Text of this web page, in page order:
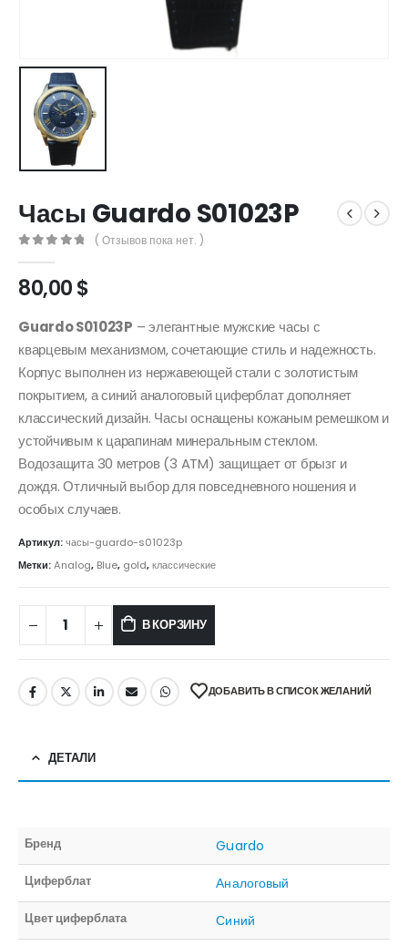
Часы Guardo S01023P
( Отзывов пока нет. )
80,00$
Guardo S01023P – элегантные мужские часы с
кварцевым механизмом, сочетающие стиль и надежность.
Корпус выполнен из нержавеющей стали с золотистым
покрытием, а синий аналоговый циферблат дополняет
классический дизайн. Часы оснащены кожаным ремешком и
устойчивым к царапинам минеральным стеклом.
Водозащита 30 метров (3 ATM) защищает от брызг и
дождя. Отличный выбор для повседневного ношения и
особых случаев.
Артикул:часы-guardo-s01023p
Метки:Analog, Blue, gold,классические
В КОРЗИНУ
ДОБАВИТЬ В СПИСОК ЖЕЛАНИЙ
ДЕТАЛИ
Бренд Guardo
Циферблат Аналоговый
Цвет циферблата Синий